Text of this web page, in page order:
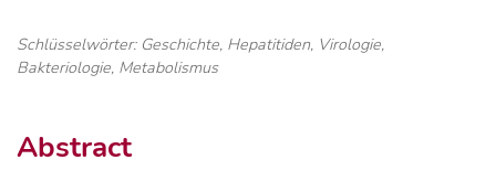
Schlüsselwörter: Geschichte, Hepatitiden, Virologie,
Bakteriologie, Metabolismus
Abstract